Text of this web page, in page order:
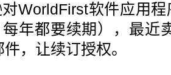
WorldFirst软件应用
年都要续期），最近
，让续订授权。